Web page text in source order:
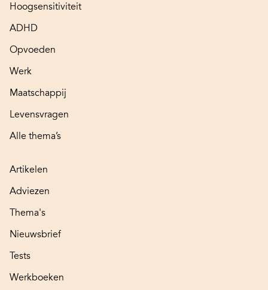
Hoogsensitiviteit
ADHD
Opvoeden
Werk
Maatschappij
Levensvragen
Alle thema’s
Artikelen
Adviezen
Thema's
Nieuwsbrief
Tests
Werkboeken